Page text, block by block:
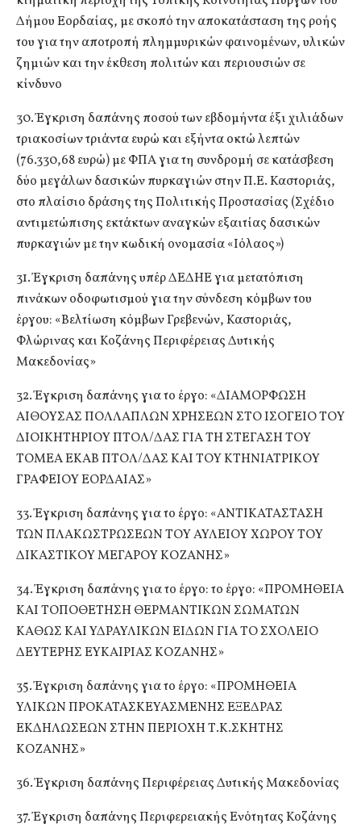
Δήμου Εορδαίας, με σκοπό την αποκατάσταση της ροής
του για την αποτροπή πλημμυρικών φαινομένων, υλικών
ζημιών και την έκθεση πολιτών και περιουσιών σε
κίνδυνο
30. Έγκριση δαπάνης ποσού των εβδομήντα έξι χιλιάδων
τριακοσίων τριάντα ευρώ και εξήντα οκτώ λεπτών
(76.330,68 ευρώ) με ΦΠΑ για τη συνδρομή σε κατάσβεση
δύο μεγάλων δασικών πυρκαγιών στην Π.Ε. Καστοριάς,
στο πλαίσιο δράσης της Πολιτικής Προστασίας (Σχέδιο
αντιμετώπισης εκτάκτων αναγκών εξαιτίας δασικών
πυρκαγιών με την κωδική ονομασία «Ιόλαος»)
31. Έγκριση δαπάνης υπέρ ΔΕΔΗΕ για μετατόπιση
πινάκων οδοφωτισμού για την σύνδεση κόμβων του
έργου: «Βελτίωση κόμβων Γρεβενών, Καστοριάς,
Φλώρινας και Κοζάνης Περιφέρειας Δυτικής
Μακεδονίας»
32. Έγκριση δαπάνης για το έργο: «ΔΙΑΜΟΡΦΩΣΗ
ΑΙΘΟΥΣΑΣ ΠΟΛΛΑΠΛΩΝ ΧΡΗΣΕΩΝ ΣΤΟ ΙΣΟΓΕΙΟ ΤΟΥ
ΔΙΟΙΚΗΤΗΡΙΟΥ ΠΤΟΛ/ΔΑΣ ΓΙΑ ΤΗ ΣΤΕΓΑΣΗ ΤΟΥ
ΤΟΜΕΑ ΕΚΑΒ ΠΤΟΛ/ΔΑΣ ΚΑΙ ΤΟΥ ΚΤΗΝΙΑΤΡΙΚΟΥ
ΓΡΑΦΕΙΟΥ ΕΟΡΔΑΙΑΣ»
33. Έγκριση δαπάνης για το έργο: «ΑΝΤΙΚΑΤΑΣΤΑΣΗ
ΤΩΝ ΠΛΑΚΩΣΤΡΩΣΕΩΝ ΤΟΥ ΑΥΛΕΙΟΥ ΧΩΡΟΥ ΤΟΥ
ΔΙΚΑΣΤΙΚΟΥ ΜΕΓΑΡΟΥ ΚΟΖΑΝΗΣ»
34. Έγκριση δαπάνης για το έργο: το έργο: «ΠΡΟΜΗΘΕΙΑ
ΚΑΙ ΤΟΠΟΘΕΤΗΣΗ ΘΕΡΜΑΝΤΙΚΩΝ ΣΩΜΑΤΩΝ
ΚΑΘΩΣ ΚΑΙ ΥΔΡΑΥΛΙΚΩΝ ΕΙΔΩΝ ΓΙΑ ΤΟ ΣΧΟΛΕΙΟ
ΔΕΥΤΕΡΗΣ ΕΥΚΑΙΡΙΑΣ ΚΟΖΑΝΗΣ»
35. Έγκριση δαπάνης για το έργο: «ΠΡΟΜΗΘΕΙΑ
ΥΛΙΚΩΝ ΠΡΟΚΑΤΑΣΚΕΥΑΣΜΕΝΗΣ ΕΞΕΔΡΑΣ
ΕΚΔΗΛΩΣΕΩΝ ΣΤΗΝ ΠΕΡΙΟΧΗ Τ.Κ.ΣΚΗΤΗΣ
ΚΟΖΑΝΗΣ»
36. Έγκριση δαπάνης Περιφέρειας Δυτικής Μακεδονίας
37. Έγκριση δαπάνης Περιφερειακής Ενότητας Κοζάνης